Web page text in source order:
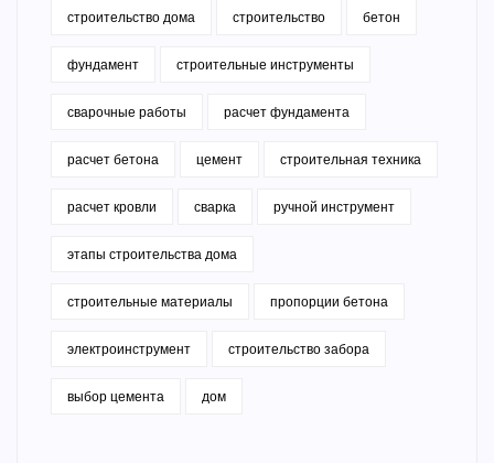
строительство дома строительство бетон
фундамент строительные инструменты
сварочные работы расчет фундамента
расчет бетона цемент строительная техника
расчет кровли сварка ручной инструмент
этапы строительства дома
строительные материалы пропорции бетона
электроинструмент строительство забора
выбор цемента дом